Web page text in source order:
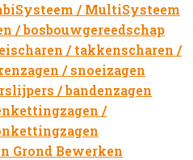
/ MultiSysteem
/ bosbouwgereedschap
/ takkenscharen /
/ snoeizagen
/ bandenzagen
/
Grond Bewerken